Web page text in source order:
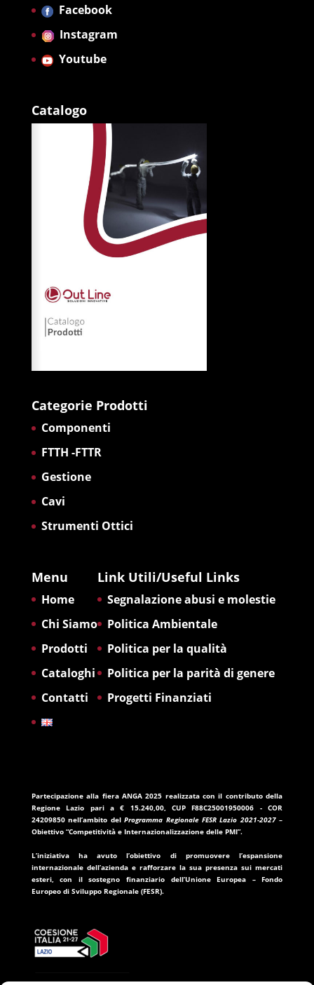
Facebook
Instagram
Youtube
Catalogo
Categorie Prodotti
Componenti
FTTH -FTTR
Gestione
Cavi
Strumenti Ottici
Menu
Home
Chi Siamo
Prodotti
Cataloghi
Contatti
Link Utili/Useful Links
Segnalazione abusi e molestie
Politica Ambientale
Politica per la qualità
Politica per la parità di genere
Progetti Finanziati
Partecipazione alla fiera ANGA 2025 realizzata con il contributo della
Regione Lazio pari a€ 15.240,00, CUPF88C25001950006 - COR
24209850nell’ambito delProgramma Regionale FESR Lazio 2021-2027–
Obiettivo “Competitività e Internazionalizzazione delle PMI”.
L’iniziativa ha avuto l’obiettivo di promuovere l’espansione
internazionale dell’azienda e rafforzare la sua presenza sui mercati
esteri, con il sostegno finanziario dell’Unione Europea – Fondo
Europeo di Sviluppo Regionale (FESR).